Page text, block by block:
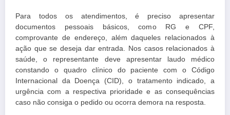
Para todos os atendimentos, é preciso apresentar
documentos pessoais básicos, como RG e CPF,
comprovante de endereço, além daqueles relacionados à
ação que se deseja dar entrada. Nos casos relacionados à
saúde, o representante deve apresentar laudo médico
constando o quadro clínico do paciente com o Código
Internacional da Doença (CID), o tratamento indicado, a
urgência com a respectiva prioridade e as consequências
caso não consiga o pedido ou ocorra demora na resposta.